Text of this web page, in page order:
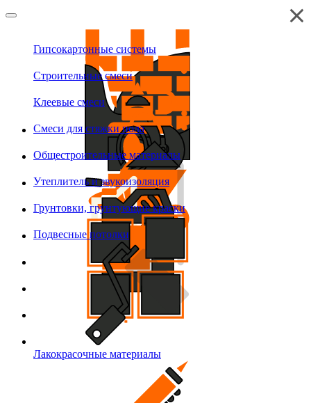
Гипсокартонные системы
Строительные смеси
Клеевые смеси
Смеси для стяжки пола
Общестроительные материалы
Утеплитель и звукоизоляция
Грунтовки, грунтующие краски
Подвесные потолки
Лакокрасочные материалы